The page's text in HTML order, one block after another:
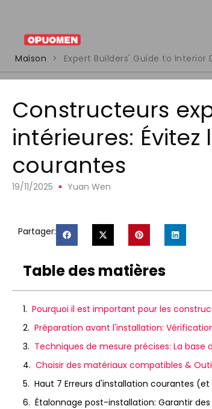
Maison
> Expert Builders' Guide to Interior
Constructeurs
intérieures:
courantes
19/11/2025 Yuan Wen
Partager:
Table des matières
Pourquoi il est important pour les
Préparation avant l'installation:
Techniques de mesure précises: La base
Choisir des matériaux compatibles &
Haut 7 Erreurs d'installation courantes
Étalonnage post-installation: Garantir